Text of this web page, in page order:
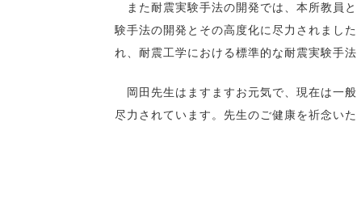
また耐震実験手法の開発では、本所教員
験手法の開発とその高度化に尽力されま
れ、耐震工学における標準的な耐震実験手
岡田先生はますますお元気で、現在は一
尽力されています。先生のご健康を祈念い